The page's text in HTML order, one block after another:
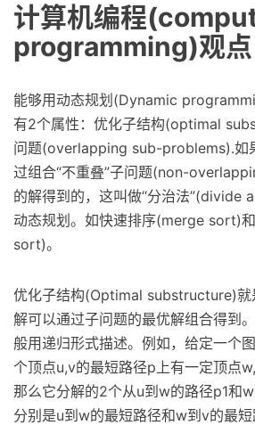
计算机编程
programming)观点
能够用动态规划(Dynamic
有2个属性：优化子结构(optimal
问题(overlapping sub-problems).如
过组合“不重叠”子问题(non-
的解得到的，这叫做“分治法”(divide
动态规划。如快速排序(merge sort)
sort)。
优化子结构(Optimal substructure)就
解可以通过子问题的最优解组合得到
般用递归形式描述。例如，给定一个
个顶点u,v的最短路径p上有一定顶点
那么它分解的2个从u到w的路径p1和
分别是u到w的最短路径和w到v的最